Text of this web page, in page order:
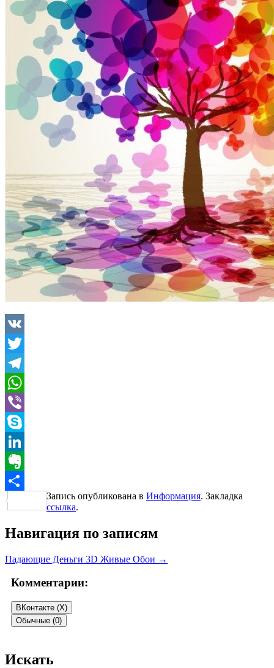
VK
Twitter
Telegram
WhatsApp
Viber
Skype
LinkedIn
Evernote
Отправить
Запись опубликована в Информация. Закладка
ссылка.
Навигация по записям
Падающие Деньги 3D Живые Обои →
Комментарии:
ВКонтакте (X)
Обычные (0)
Добавить комментарий
Искать